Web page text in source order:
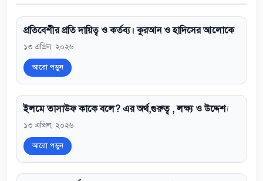
প্রতিবেশীর প্রতি দায়িত্ব ও কর্তব্য। কুরআন ও হাদিসের আলোকে
১৩ এপ্রিল, ২০২৬
আরো পড়ুন
ইলমে তাসাউফ কাকে বলে? এর অর্থ,গুরুত্ব , লক্ষ্য ও উদ্দেশ্য
১৩ এপ্রিল, ২০২৬
আরো পড়ুন